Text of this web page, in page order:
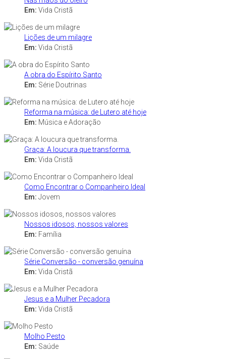
Em: Vida Cristã
Lições de um milagre
Em: Vida Cristã
A obra do Espírito Santo
Em: Série Doutrinas
Reforma na música: de Lutero até hoje
Em: Música e Adoração
Graça: A loucura que transforma.
Em: Vida Cristã
Como Encontrar o Companheiro Ideal
Em: Jovem
Nossos idosos, nossos valores
Em: Família
Série Conversão - conversão genuína
Em: Vida Cristã
Jesus e a Mulher Pecadora
Em: Vida Cristã
Molho Pesto
Em: Saúde